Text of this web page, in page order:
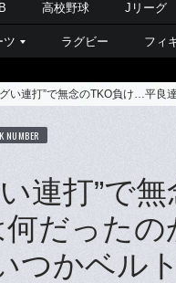
高校野球 Jリーグ
ツ ラグビー フィ
い連打”で無念のTKO負け…平良
NUMBER
連打”で
何だった
つかベル